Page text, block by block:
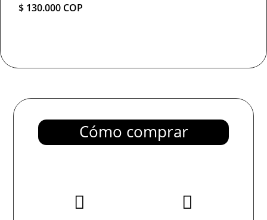
$ 130.000 COP
Cómo comprar
 